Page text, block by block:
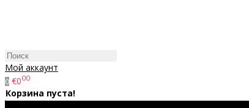
Мой аккаунт
0 €000
Корзина пуста!